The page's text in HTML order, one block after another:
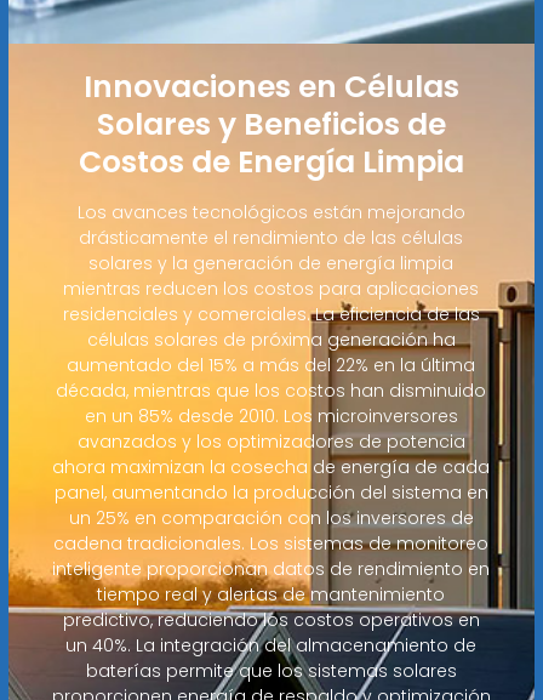
Innovaciones en Células
Solares y Beneficios de
Costos de Energía Limpia
Los avances tecnológicos están mejorando
drásticamente el rendimiento de las células
solares y la generación de energía limpia
mientras reducen los costos para aplicaciones
residenciales y comerciales. La eficiencia de las
células solares de próxima generación ha
aumentado del 15% a más del 22% en la última
década, mientras que los costos han disminuido
en un 85% desde 2010. Los microinversores
avanzados y los optimizadores de potencia
ahora maximizan la cosecha de energía de cada
panel, aumentando la producción del sistema en
un 25% en comparación con los inversores de
cadena tradicionales. Los sistemas de monitoreo
inteligente proporcionan datos de rendimiento en
tiempo real y alertas de mantenimiento
predictivo, reduciendo los costos operativos en
un 40%. La integración del almacenamiento de
baterías permite que los sistemas solares